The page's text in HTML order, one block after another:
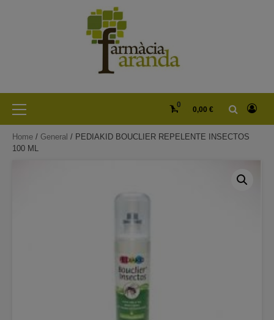
Primary
Menu
0
0,00 €
Home / General / PEDIAKID BOUCLIER REPELENTE INSECTOS
100 ML